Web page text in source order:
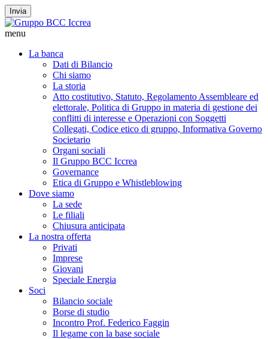
Invia
menu
La banca
Dati di Bilancio
Chi siamo
La storia
Atto costitutivo, Statuto, Regolamento Assembleare ed
elettorale, Politica di Gruppo in materia di gestione dei
conflitti di interesse e Operazioni con Soggetti
Collegati, Codice etico di gruppo, Informativa Governo
Societario
Organi sociali
Il Gruppo BCC Iccrea
Governance
Etica di Gruppo e Whistleblowing
Dove siamo
La sede
Le filiali
Chiusura anticipata
La nostra offerta
Privati
Imprese
Giovani
Speciale Energia
Soci
Bilancio sociale
Borse di studio
Incontro Prof. Federico Faggin
Il legame con la base sociale